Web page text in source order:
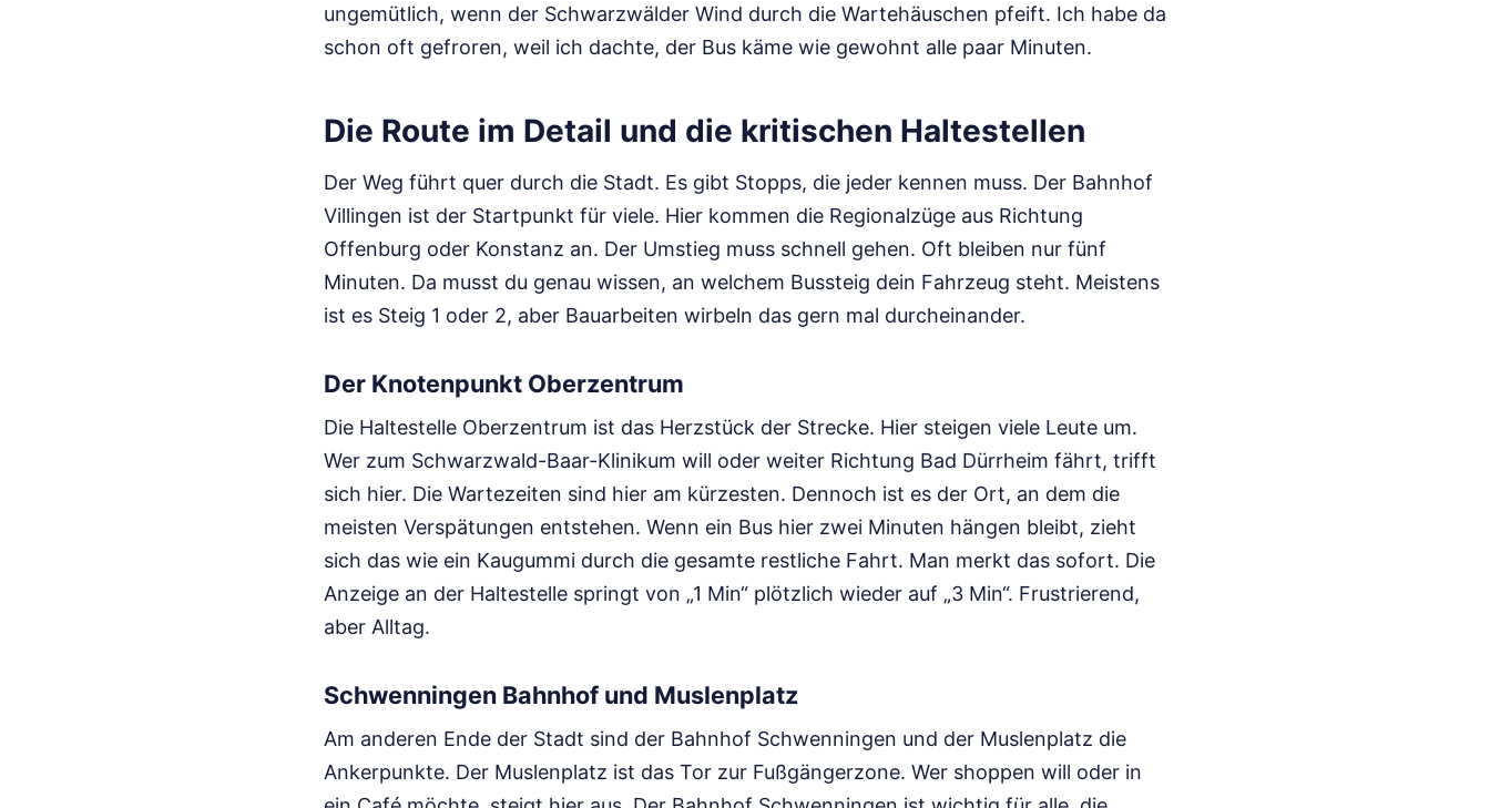
ungemütlich, wenn der Schwarzwälder Wind durch die Wartehäuschen pfeift. Ich habe da
schon oft gefroren, weil ich dachte, der Bus käme wie gewohnt alle paar Minuten.
Die Route im Detail und die kritischen Haltestellen
Der Weg führt quer durch die Stadt. Es gibt Stopps, die jeder kennen muss. Der Bahnhof
Villingen ist der Startpunkt für viele. Hier kommen die Regionalzüge aus Richtung
Offenburg oder Konstanz an. Der Umstieg muss schnell gehen. Oft bleiben nur fünf
Minuten. Da musst du genau wissen, an welchem Bussteig dein Fahrzeug steht. Meistens
ist es Steig 1 oder 2, aber Bauarbeiten wirbeln das gern mal durcheinander.
Der Knotenpunkt Oberzentrum
Die Haltestelle Oberzentrum ist das Herzstück der Strecke. Hier steigen viele Leute um.
Wer zum Schwarzwald-Baar-Klinikum will oder weiter Richtung Bad Dürrheim fährt, trifft
sich hier. Die Wartezeiten sind hier am kürzesten. Dennoch ist es der Ort, an dem die
meisten Verspätungen entstehen. Wenn ein Bus hier zwei Minuten hängen bleibt, zieht
sich das wie ein Kaugummi durch die gesamte restliche Fahrt. Man merkt das sofort. Die
Anzeige an der Haltestelle springt von „1 Min“ plötzlich wieder auf „3 Min“. Frustrierend,
aber Alltag.
Schwenningen Bahnhof und Muslenplatz
Am anderen Ende der Stadt sind der Bahnhof Schwenningen und der Muslenplatz die
Ankerpunkte. Der Muslenplatz ist das Tor zur Fußgängerzone. Wer shoppen will oder in